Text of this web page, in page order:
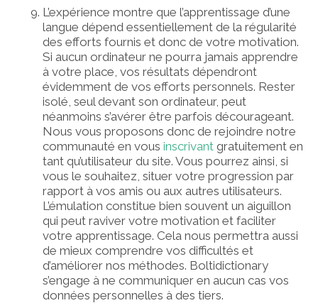
L’expérience montre que l’apprentissage d’une
langue dépend essentiellement de la régularité
des efforts fournis et donc de votre motivation.
Si aucun ordinateur ne pourra jamais apprendre
à votre place, vos résultats dépendront
évidemment de vos efforts personnels. Rester
isolé, seul devant son ordinateur, peut
néanmoins s’avérer être parfois décourageant.
Nous vous proposons donc de rejoindre notre
communauté en vous inscrivant gratuitement en
tant qu’utilisateur du site. Vous pourrez ainsi, si
vous le souhaitez, situer votre progression par
rapport à vos amis ou aux autres utilisateurs.
L’émulation constitue bien souvent un aiguillon
qui peut raviver votre motivation et faciliter
votre apprentissage. Cela nous permettra aussi
de mieux comprendre vos difficultés et
d’améliorer nos méthodes. Boltidictionary
s’engage à ne communiquer en aucun cas vos
données personnelles à des tiers.